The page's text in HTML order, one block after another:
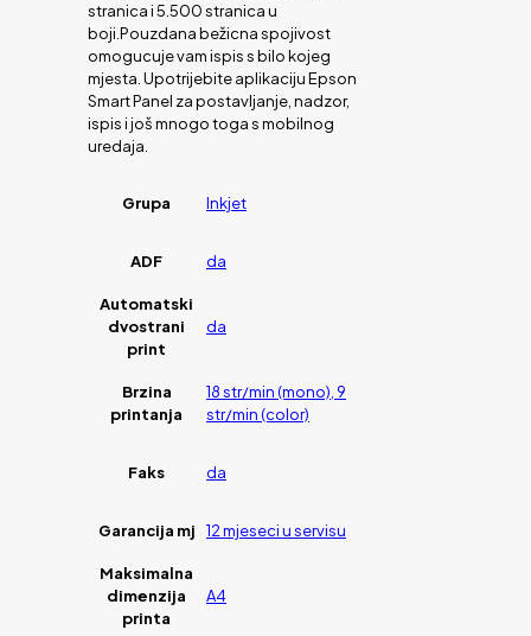
stranica i 5.500 stranica u
boji.Pouzdana bežicna spojivost
omogucuje vam ispis s bilo kojeg
mjesta. Upotrijebite aplikaciju Epson
Smart Panel za postavljanje, nadzor,
ispis i još mnogo toga s mobilnog
uredaja.
Grupa Inkjet
ADF da
Automatski
dvostrani
print
da
Brzina
printanja
18 str/min (mono), 9
str/min (color)
Faks da
Garancija mj 12 mjeseci u servisu
Maksimalna
dimenzija
printa
A4